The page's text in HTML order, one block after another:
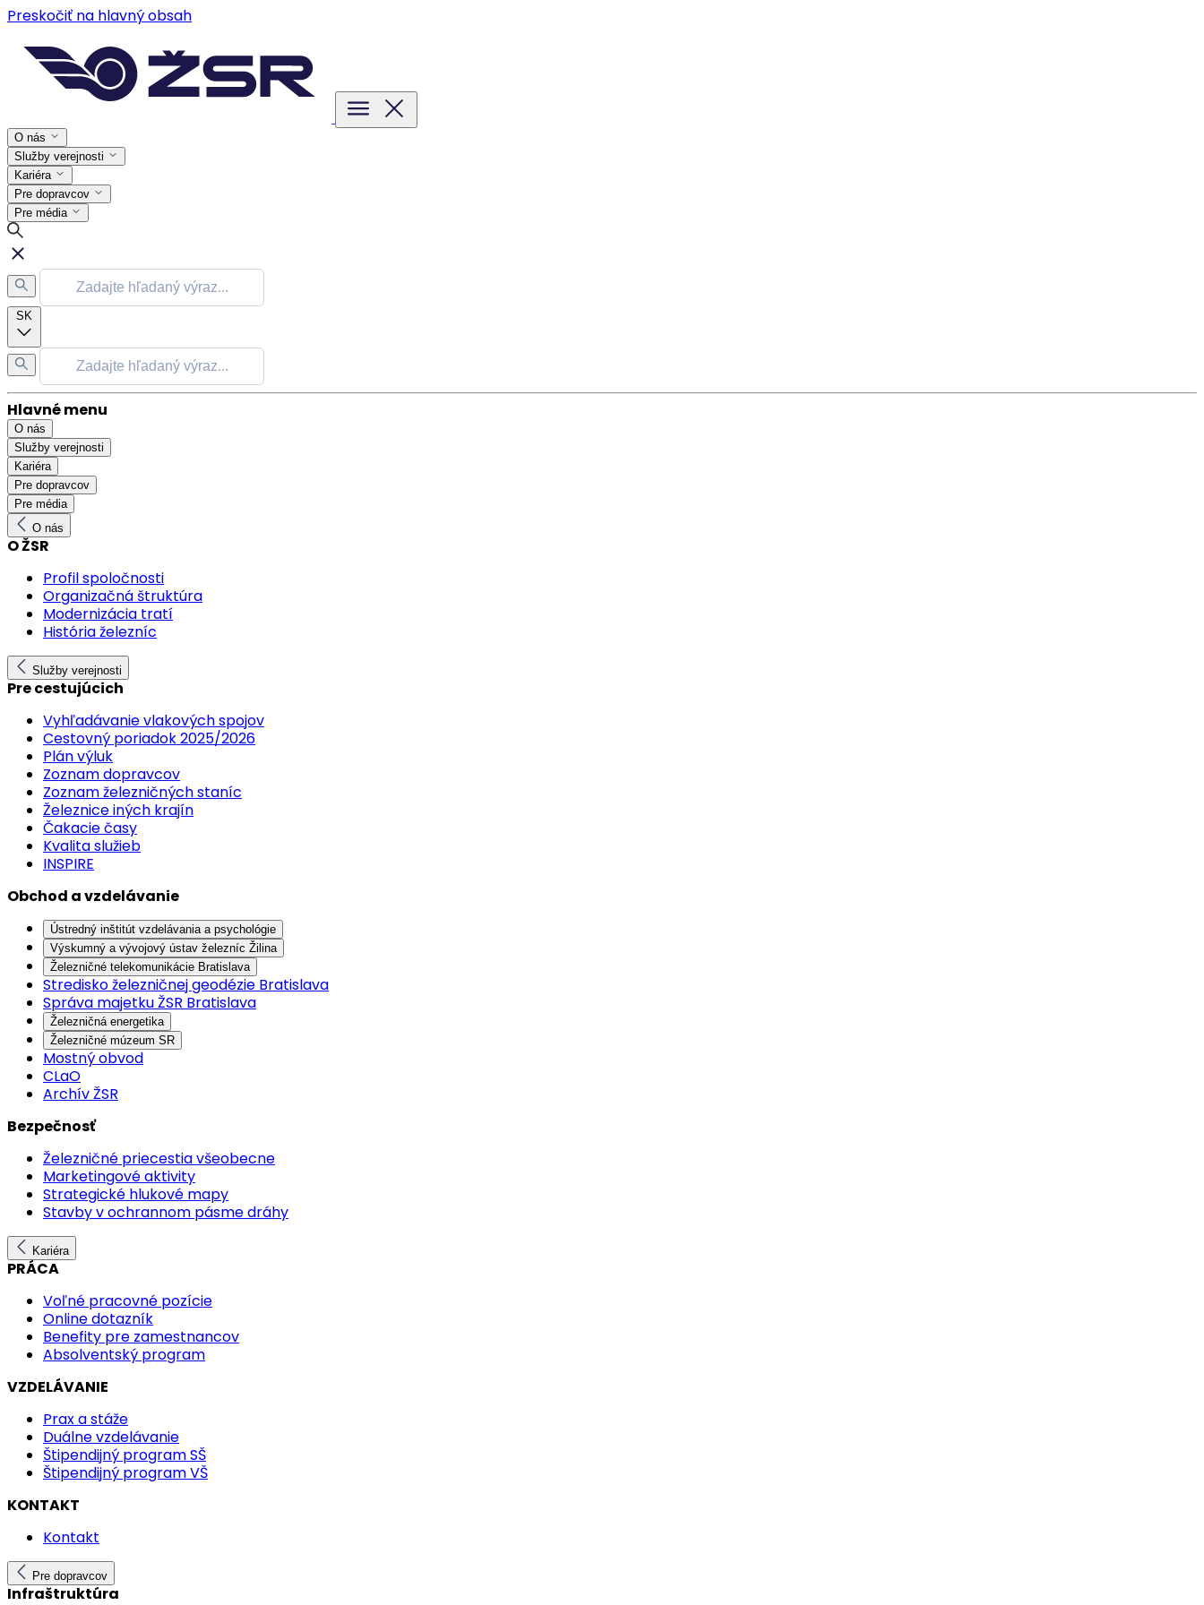
Preskočiť na hlavný obsah
O nás
Služby verejnosti
Kariéra
Pre dopravcov
Pre média
SK
Hlavné menu
O nás
Služby verejnosti
Kariéra
Pre dopravcov
Pre média
O nás
O ŽSR
Profil spoločnosti
Organizačná štruktúra
Modernizácia tratí
História železníc
Služby verejnosti
Pre cestujúcich
Vyhľadávanie vlakových spojov
Cestovný poriadok 2025/2026
Plán výluk
Zoznam dopravcov
Zoznam železničných staníc
Železnice iných krajín
Čakacie časy
Kvalita služieb
INSPIRE
Obchod a vzdelávanie
Ústredný inštitút vzdelávania a psychológie
Výskumný a vývojový ústav železníc Žilina
Železničné telekomunikácie Bratislava
Stredisko železničnej geodézie Bratislava
Správa majetku ŽSR Bratislava
Železničná energetika
Železničné múzeum SR
Mostný obvod
CLaO
Archív ŽSR
Bezpečnosť
Železničné priecestia všeobecne
Marketingové aktivity
Strategické hlukové mapy
Stavby v ochrannom pásme dráhy
Kariéra
PRÁCA
Voľné pracovné pozície
Online dotazník
Benefity pre zamestnancov
Absolventský program
VZDELÁVANIE
Prax a stáže
Duálne vzdelávanie
Štipendijný program SŠ
Štipendijný program VŠ
KONTAKT
Kontakt
Pre dopravcov
Infraštruktúra